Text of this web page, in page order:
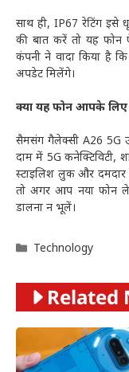
साथ ही, IP67 रेटिंग इसे
की बात करें तो यह फोन
कंपनी ने वादा किया है
अपडेट मिलेंगे।
क्या यह फोन आपके लिए
सैमसंग गैलेक्सी A26 5G
दाम में 5G कनेक्टिविटी,
स्टाइलिश लुक और दमदार
तो अगर आप नया फोन
डालना न भूलें।
Categories
Technology
Related